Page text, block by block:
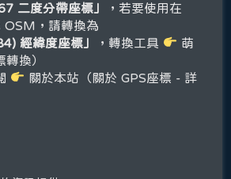
二度分帶座標」
，若要使用在
，請轉換為
經緯度座標」
，轉換工具
萌
換）
關於本站（關於 GPS座標 - 詳